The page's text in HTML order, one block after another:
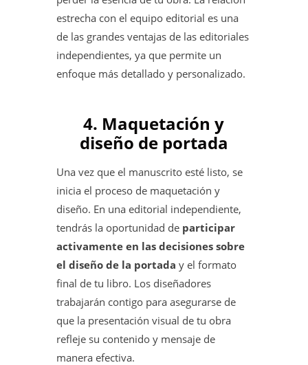
estrecha con el equipo editorial es una
de las grandes ventajas de las editoriales
independientes, ya que permite un
enfoque más detallado y personalizado.
4. Maquetación y
diseño de portada
Una vez que el manuscrito esté listo, se
inicia el proceso de maquetación y
diseño. En una editorial independiente,
tendrás la oportunidad de participar
activamente en las decisiones sobre
el diseño de la portada y el formato
final de tu libro. Los diseñadores
trabajarán contigo para asegurarse de
que la presentación visual de tu obra
refleje su contenido y mensaje de
manera efectiva.